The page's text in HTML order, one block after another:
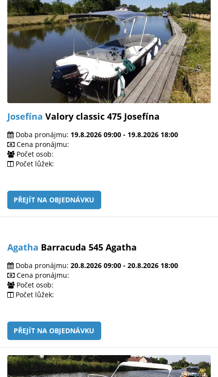
Josefína Valory classic 475 Josefína
Doba pronájmu: 19.8.2026 09:00 - 19.8.2026 18:00
Cena pronájmu:
Počet osob:
Počet lůžek:
PŘEJÍT NA OBJEDNÁVKU
Agatha Barracuda 545 Agatha
Doba pronájmu: 20.8.2026 09:00 - 20.8.2026 18:00
Cena pronájmu:
Počet osob:
Počet lůžek:
PŘEJÍT NA OBJEDNÁVKU